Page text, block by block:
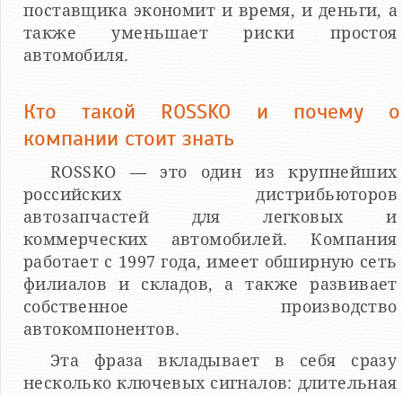
поставщика экономит и время, и деньги, а
также уменьшает риски простоя
автомобиля.
Кто такой ROSSKO и почему о
компании стоит знать
ROSSKO — это один из крупнейших
российских дистрибьюторов
автозапчастей для легковых и
коммерческих автомобилей. Компания
работает с 1997 года, имеет обширную сеть
филиалов и складов, а также развивает
собственное производство
автокомпонентов.
Эта фраза вкладывает в себя сразу
несколько ключевых сигналов: длительная